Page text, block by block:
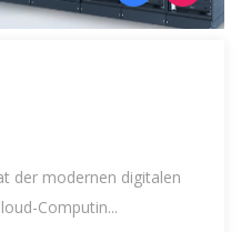
der modernen digitalen
Computin...